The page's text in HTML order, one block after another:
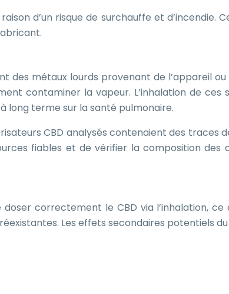
d’un risque de surchauffe et d’incendie.
des métaux lourds provenant de l’appareil
contaminer la vapeur. L’inhalation de ces
long terme sur la santé pulmonaire.
CBD analysés contenaient des traces
fiables et de vérifier la composition des
correctement le CBD via l’inhalation, ce
Les effets secondaires potentiels du